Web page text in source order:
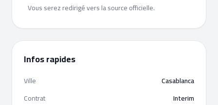
Vous serez redirigé vers la source officielle.
Infos rapides
Ville
Casablanca
Contrat
Interim